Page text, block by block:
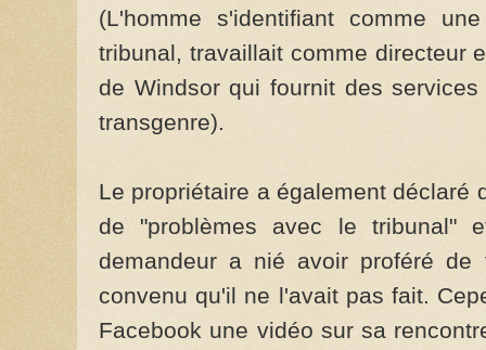
(L'homme s'identifiant comme
tribunal, travaillait comme directeur
de Windsor qui fournit des
transgenre).
Le propriétaire a également déclaré
de "problèmes avec le tribunal"
demandeur a nié avoir proféré
convenu qu'il ne l'avait pas fait.
Facebook une vidéo sur sa